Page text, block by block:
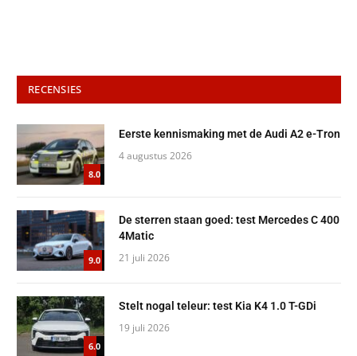
RECENSIES
8.0
Eerste kennismaking met de Audi A2 e-Tron
4 augustus 2026
9.0
De sterren staan goed: test Mercedes C 400
4Matic
21 juli 2026
6.0
Stelt nogal teleur: test Kia K4 1.0 T-GDi
19 juli 2026